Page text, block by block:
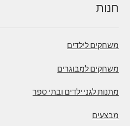
חנות
משחקים לילדים
משחקים למבוגרים
מתנות לגני ילדים ובתי ספר
מבצעים